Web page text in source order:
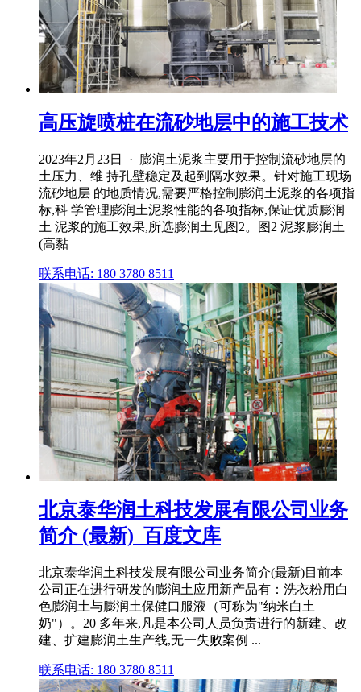
高压旋喷桩在流砂地层中的施工技术
2023年2月23日 · 膨润土泥浆主要用于控制流砂地层的
土压力、维 持孔壁稳定及起到隔水效果。针对施工现场
流砂地层 的地质情况,需要严格控制膨润土泥浆的各项指
标,科 学管理膨润土泥浆性能的各项指标,保证优质膨润
土 泥浆的施工效果,所选膨润土见图2。图2 泥浆膨润土
(高黏
联系电话: 180 3780 8511
北京泰华润土科技发展有限公司业务
简介 (最新)_百度文库
北京泰华润土科技发展有限公司业务简介(最新)目前本
公司正在进行研发的膨润土应用新产品有：洗衣粉用白
色膨润土与膨润土保健口服液（可称为"纳米白土
奶"）。20 多年来,凡是本公司人员负责进行的新建、改
建、扩建膨润土生产线,无一失败案例 ...
联系电话: 180 3780 8511